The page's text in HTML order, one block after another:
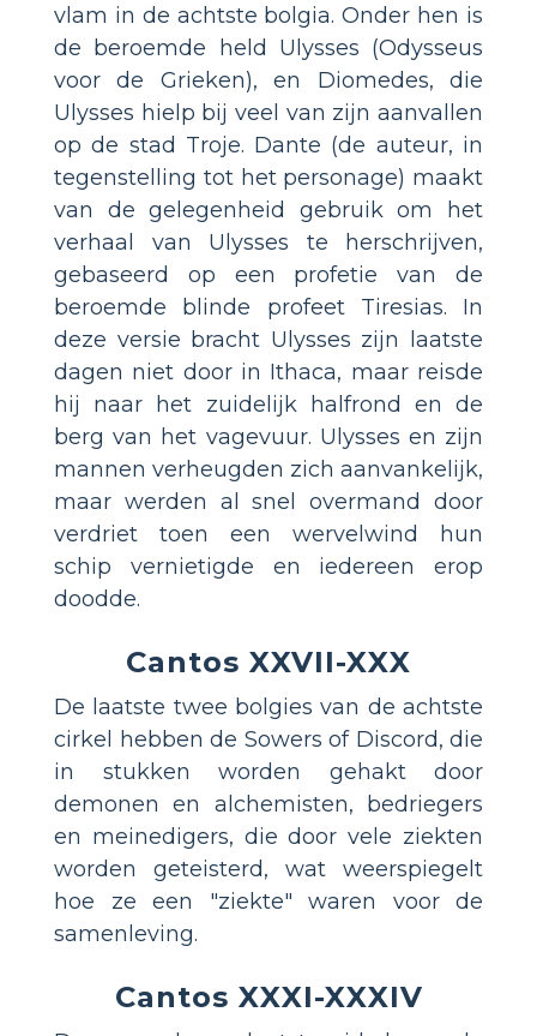
vlam in de achtste bolgia. Onder hen is
de beroemde held Ulysses (Odysseus
voor de Grieken), en Diomedes, die
Ulysses hielp bij veel van zijn aanvallen
op de stad Troje. Dante (de auteur, in
tegenstelling tot het personage) maakt
van de gelegenheid gebruik om het
verhaal van Ulysses te herschrijven,
gebaseerd op een profetie van de
beroemde blinde profeet Tiresias. In
deze versie bracht Ulysses zijn laatste
dagen niet door in Ithaca, maar reisde
hij naar het zuidelijk halfrond en de
berg van het vagevuur. Ulysses en zijn
mannen verheugden zich aanvankelijk,
maar werden al snel overmand door
verdriet toen een wervelwind hun
schip vernietigde en iedereen erop
doodde.
Cantos XXVII-XXX
De laatste twee bolgies van de achtste
cirkel hebben de Sowers of Discord, die
in stukken worden gehakt door
demonen en alchemisten, bedriegers
en meinedigers, die door vele ziekten
worden geteisterd, wat weerspiegelt
hoe ze een "ziekte" waren voor de
samenleving.
Cantos XXXI-XXXIV